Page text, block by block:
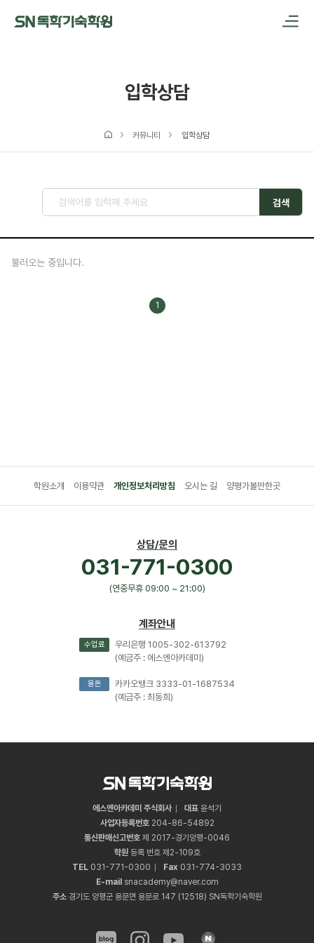
입학상담
커뮤니티 입학상담
검색
불러오는 중입니다.
1
학원소개 이용약관 개인정보처리방침 오시는 길 양평가볼만한곳
상담/문의
031-771-0300
(연중무휴 09:00 ~ 21:00)
계좌안내
수업료
우리은행 1005-302-613792
(예금주 : 에스엔아카데미)
용돈
카카오뱅크 3333-01-1687534
(예금주 : 최동희)
에스엔아카데미 주식회사 대표 윤석기
사업자등록번호 204-86-54892
통신판매신고번호 제 2017-경기양평-0046
학원등록 번호 제2-109호
TEL 031 -771 -0300 Fax 031 -774-3033
E-mail snacademy@naver.com
주소경기도 양평군 용문면 용문로 147 (12518) SN독학기숙학원